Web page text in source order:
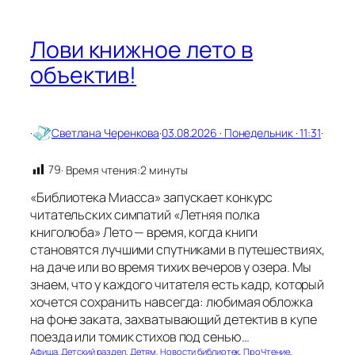
Лови книжное лето в
объектив!
· Светлана Черенкова·03.08.2026 · Понедельник · 11:31·
79· Время чтения:2 минуты
«Библиотека Миасса» запускает конкурс
читательских симпатий «Летняя полка
книголюба» Лето — время, когда книги
становятся лучшими спутниками в путешествиях,
на даче или во время тихих вечеров у озера. Мы
знаем, что у каждого читателя есть кадр, который
хочется сохранить навсегда: любимая обложка
на фоне заката, захватывающий детектив в купе
поезда или томик стихов под сенью…
Афиша, Детский раздел, Детям, Новости библиотек, ПроЧтение